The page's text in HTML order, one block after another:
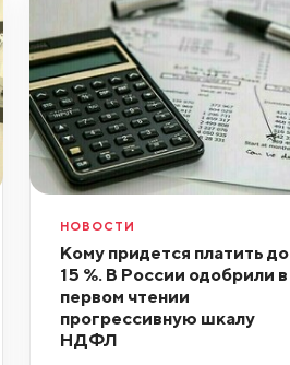
НОВОСТИ
Кому придется платить до
15 %. В России одобрили в
первом чтении
прогрессивную шкалу
НДФЛ